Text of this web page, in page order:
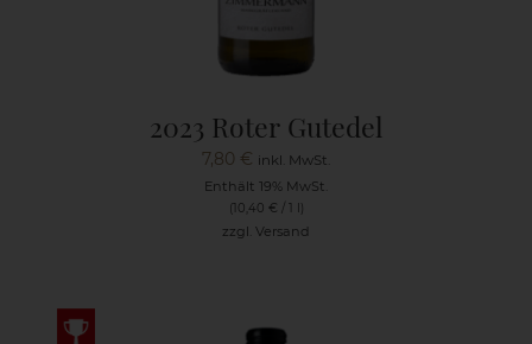
2023 Roter Gutedel
7,80 € inkl. MwSt.
Enthält 19% MwSt.
(10,40 € / 1 l)
zzgl. Versand